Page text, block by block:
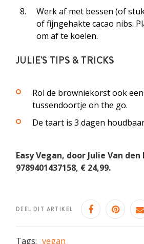
Werk af met bessen (of
of fijngehakte cacao nibs.
om af te koelen.
JULIE'S TIPS & TRICKS
Rol de browniekorst ook
tussendoortje on the go.
De taart is 3 dagen
Easy Vegan, door Julie Van
9789401437158, € 24,99.
DEEL DIT ARTIKEL
Tags: vegan